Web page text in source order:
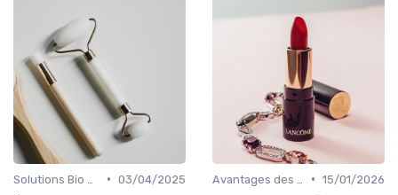
• 03/04/2025
• 15/01/2026